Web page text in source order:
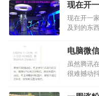
现在开
钱？
现在开一
及到的东
要看你的
零零碎碎
多少钱了
电脑微
分钟发
虽然腾讯
很难撼动
及